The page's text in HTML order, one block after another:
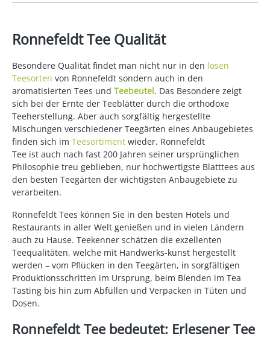
Ronnefeldt Tee Qualität
Besondere Qualität findet man nicht nur in den losen
Teesorten von Ronnefeldt sondern auch in den
aromatisierten Tees und Teebeutel. Das Besondere zeigt
sich bei der Ernte der Teeblätter durch die orthodoxe
Teeherstellung. Aber auch sorgfältig hergestellte
Mischungen verschiedener Teegärten eines Anbaugebietes
finden sich im Teesortiment wieder. Ronnefeldt
Tee ist auch nach fast 200 Jahren seiner ursprünglichen
Philosophie treu geblieben, nur hochwertigste Blatttees aus
den besten Teegärten der wichtigsten Anbaugebiete zu
verarbeiten.
Ronnefeldt Tees können Sie in den besten Hotels und
Restaurants in aller Welt genießen und in vielen Ländern
auch zu Hause. Teekenner schätzen die exzellenten
Teequalitäten, welche mit Handwerks-kunst hergestellt
werden – vom Pflücken in den Teegärten, in sorgfältigen
Produktionsschritten im Ursprung, beim Blenden im Tea
Tasting bis hin zum Abfüllen und Verpacken in Tüten und
Dosen.
Ronnefeldt Tee bedeutet: Erlesener Tee